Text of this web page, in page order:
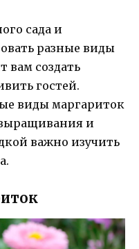
сада и
разные виды
вам создать
гостей.
виды маргариток
и
важно изучить